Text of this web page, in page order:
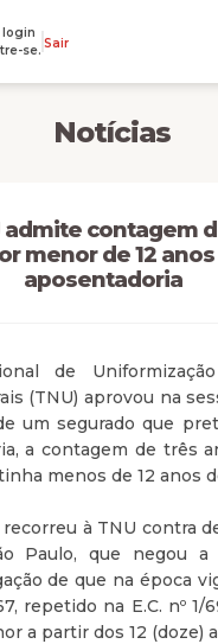
login
se. Sair
Notícias
admite contagem
menor de 12
aposentadoria
de
(TNU) aprovou na
um segurado que
a contagem de três
menos de 12 anos
à TNU contra
Paulo, que negou a
de que na época
repetido na E.C. nº 1/
a partir dos 12 (doze)